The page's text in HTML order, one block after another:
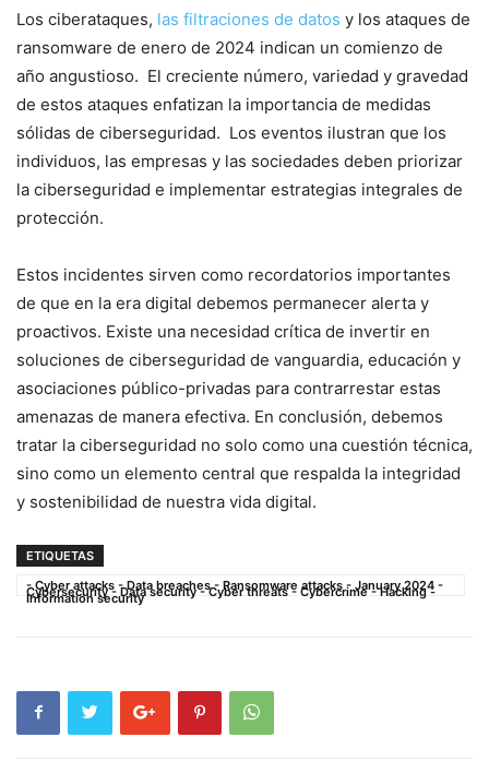
Los ciberataques, las filtraciones de datos y los ataques de
ransomware de enero de 2024 indican un comienzo de
año angustioso. ​ El creciente ⁣número, variedad y gravedad
de estos ataques enfatizan la​ importancia de ​medidas
sólidas de ciberseguridad. ⁣ Los eventos ilustran que los
individuos, las empresas y las sociedades deben priorizar
la ciberseguridad⁣ e implementar estrategias ⁤integrales de
protección.
Estos incidentes sirven como recordatorios importantes
de que en la era digital debemos ​permanecer alerta y
proactivos.⁤ Existe una necesidad crítica de invertir‌ en
soluciones de ciberseguridad de vanguardia, educación y
asociaciones público-privadas para ⁤contrarrestar estas
amenazas de manera efectiva. En‍ conclusión, debemos
tratar la ciberseguridad no​ solo como una cuestión técnica,
sino como ⁣un elemento‍ central que respalda la integridad
y sostenibilidad de ​nuestra vida digital.
ETIQUETAS
- Cyber attacks - Data breaches - Ransomware attacks - January 2024 -
Cybersecurity - Data security - Cyber threats - Cybercrime - Hacking -
Information security